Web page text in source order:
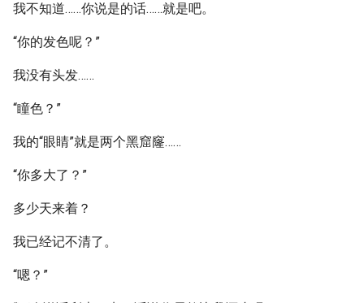
我不知道……你说是的话……就是吧。
“你的发色呢？”
我没有头发……
“瞳色？”
我的“眼睛”就是两个黑窟窿……
“你多大了？”
多少天来着？
我已经记不清了。
“嗯？”